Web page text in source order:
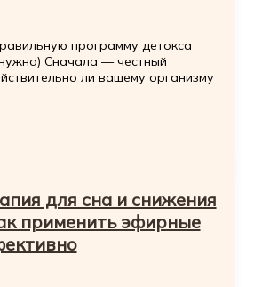
программу детокса
Сначала — честный
ли вашему организму
для сна и снижения
применить эфирные